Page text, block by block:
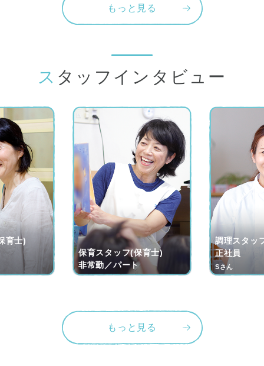
もっと見る
スタッフインタビュー
育士)
保育スタッフ(保育士)
非常勤／パート
調理スタッ
正社員
Sさん
もっと見る